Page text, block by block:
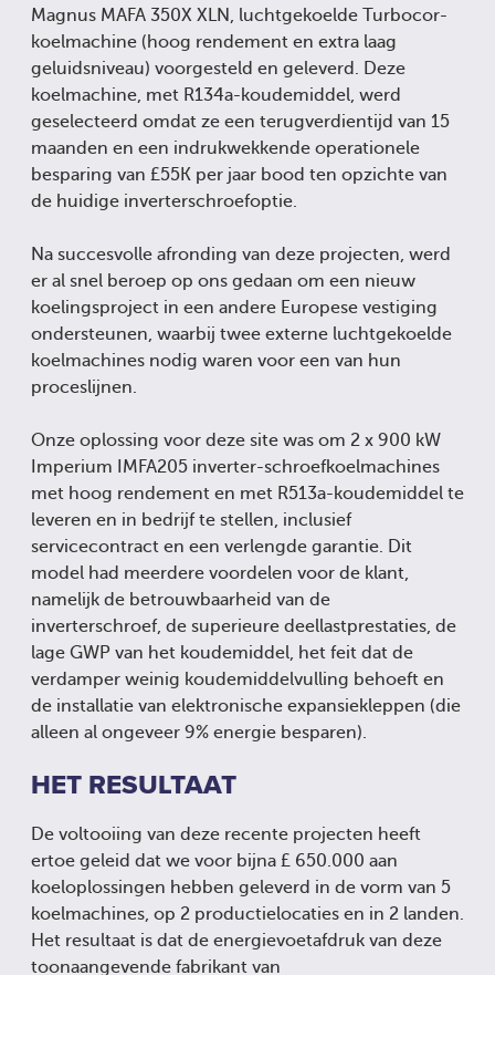
Magnus MAFA 350X XLN, luchtgekoelde Turbocor-
koelmachine (hoog rendement en extra laag
geluidsniveau) voorgesteld en geleverd. Deze
koelmachine, met R134a-koudemiddel, werd
geselecteerd omdat ze een terugverdientijd van 15
maanden en een indrukwekkende operationele
besparing van £55K per jaar bood ten opzichte van
de huidige inverterschroefoptie.
Na succesvolle afronding van deze projecten, werd
er al snel beroep op ons gedaan om een nieuw
koelingsproject in een andere Europese vestiging
ondersteunen, waarbij twee externe luchtgekoelde
koelmachines nodig waren voor een van hun
proceslijnen.
Onze oplossing voor deze site was om 2 x 900 kW
Imperium IMFA205 inverter-schroefkoelmachines
met hoog rendement en met R513a-koudemiddel te
leveren en in bedrijf te stellen, inclusief
servicecontract en een verlengde garantie. Dit
model had meerdere voordelen voor de klant,
namelijk de betrouwbaarheid van de
inverterschroef, de superieure deellastprestaties, de
lage GWP van het koudemiddel, het feit dat de
verdamper weinig koudemiddelvulling behoeft en
de installatie van elektronische expansiekleppen (die
alleen al ongeveer 9% energie besparen).
HET RESULTAAT
De voltooiing van deze recente projecten heeft
ertoe geleid dat we voor bijna £ 650.000 aan
koeloplossingen hebben geleverd in de vorm van 5
koelmachines, op 2 productielocaties en in 2 landen.
Het resultaat is dat de energievoetafdruk van deze
toonaangevende fabrikant van